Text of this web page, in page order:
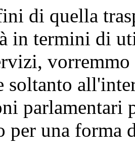
di quella
in termini di
vorremmo
soltanto
parlamentari
per una forma